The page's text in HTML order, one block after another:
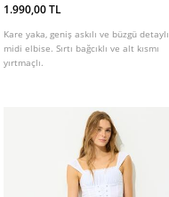
1.990,00 TL
Kare yaka, geniş askılı ve büzgü detaylı
midi elbise. Sırtı bağcıklı ve alt kısmı
yırtmaçlı.